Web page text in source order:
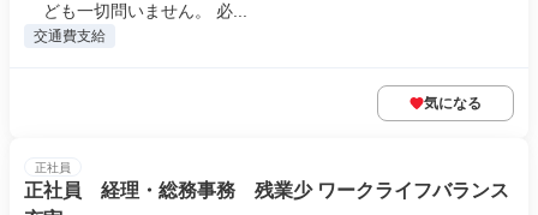
ども一切問いません。 必...
交通費支給
気になる
正社員
正社員 経理・総務事務 残業少 ワークライフバランス